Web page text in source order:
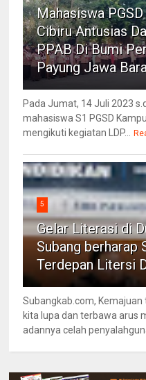
Mahasiswa
Cibiru Antusias
PPAB Di Bumi
Payung Jawa
Pada Jumat, 14 Juli 2023
mahasiswa S1 PGSD
mengikuti kegiatan LDP...
5
Gelar Literasi di
Subang berharap
Terdepan Litersi
Subangkab.com,
kita lupa dan terbawa arus
adannya celah